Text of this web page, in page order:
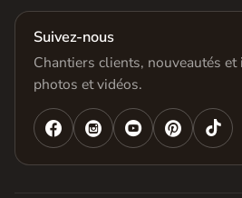
Suivez-nous
Chantiers clients, nouveautés et
photos et vidéos.
   